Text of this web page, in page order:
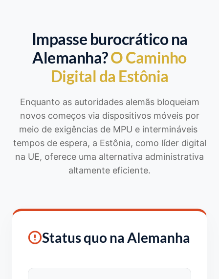
Impasse burocrático na
Alemanha?O Caminho
Digital da Estônia
Enquanto as autoridades alemãs bloqueiam
novos começos via dispositivos móveis por
meio de exigências de MPU e intermináveis ​​
tempos de espera, a Estônia, como líder digital
na UE, oferece uma alternativa administrativa
altamente eficiente.
Status quo na Alemanha